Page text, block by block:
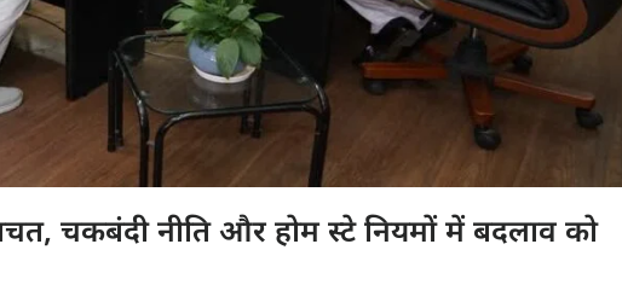
चकबंदी नीति और होम स्टे नियमों में बदलाव को